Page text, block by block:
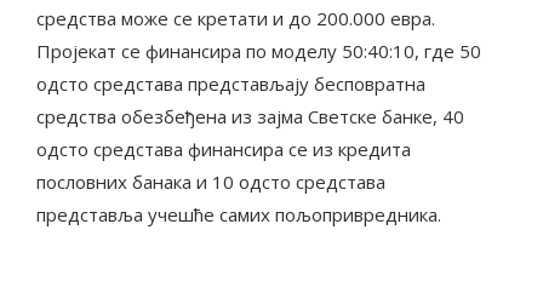
средства може се кретати и до 200.000 евра.
Пројекат се финансира по моделу 50:40:10, где 50
одсто средстава представљају бесповратна
средства обезбеђена из зајма Светске банке, 40
одсто средстава финансира се из кредита
пословних банака и 10 одсто средстава
представља учешће самих пољопривредника.